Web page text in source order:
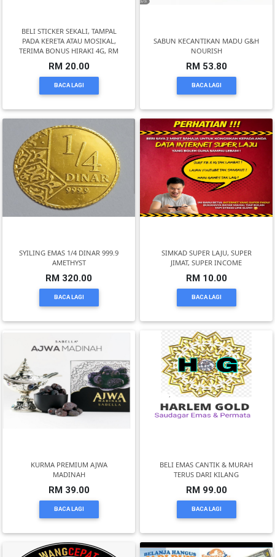
BELI STICKER SEKALI, TAMPAL
PADA KERETA ATAU MOSIKAL,
TERIMA BONUS HIRAKI 4G, RM
RM 20.00
BACA LAGI
SABUN KECANTIKAN MADU G&H
NOURISH
RM 53.80
BACA LAGI
SYILING EMAS 1/4 DINAR 999.9
AMETHYST
RM 320.00
BACA LAGI
SIMKAD SUPER LAJU, SUPER
JIMAT, SUPER INCOME
RM 10.00
BACA LAGI
KURMA PREMIUM AJWA
MADINAH
RM 39.00
BACA LAGI
BELI EMAS CANTIK & MURAH
TERUS DARI KILANG
RM 99.00
BACA LAGI
KENDERAAN(6)
ELEKTRONIK(5)
SUKAN/HOBI(2)
PERCUTIAN
&
PELANCONGAN(1)
PERIBADI(4)
SERVIS(17)
HARTA
BENDA(1)
KEPERLUAN(16)
NEGERI